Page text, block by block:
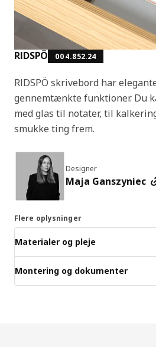
RIDSPÖ 004.852.24
RIDSPÖ skrivebord har
gennemtænkte funktioner. Du
med glas til notater, til
smukke ting frem.
Designer
Maja Ganszyniec
Flere oplysninger
Materialer og pleje
Montering og dokumenter